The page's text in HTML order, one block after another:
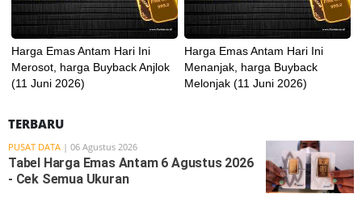
Harga Emas Antam Hari Ini
Merosot, harga Buyback Anjlok
(11 Juni 2026)
Harga Emas Antam Hari Ini
Menanjak, harga Buyback
Melonjak (11 Juni 2026)
TERBARU
PUSAT DATA | 06 Agustus 2026
Tabel Harga Emas Antam 6 Agustus 2026
- Cek Semua Ukuran